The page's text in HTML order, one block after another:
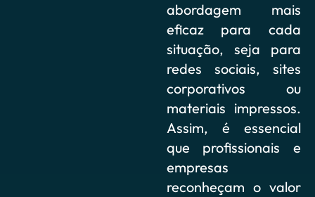
abordagem mais
eficaz para cada
situação, seja para
redes sociais, sites
corporativos ou
materiais impressos.
Assim, é essencial
que profissionais e
empresas
reconheçam o valor